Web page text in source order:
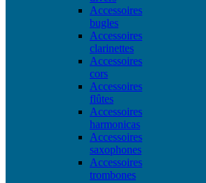
Accessoires
bugles
Accessoires
clarinettes
Accessoires
cors
Accessoires
flûtes
Accessoires
harmonicas
Accessoires
saxophones
Accessoires
trombones